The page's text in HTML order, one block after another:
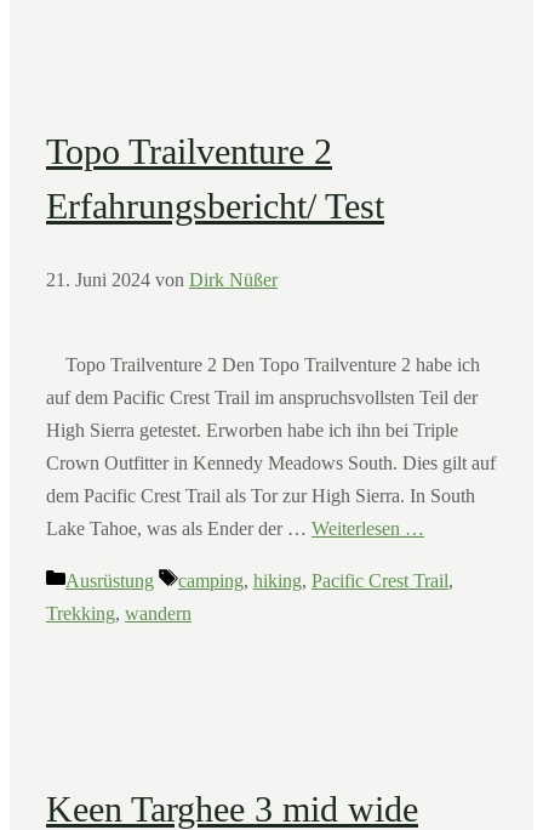
Topo Trailventure 2
Erfahrungsbericht/ Test
21. Juni 2024 von Dirk Nüßer
Topo Trailventure 2 Den Topo Trailventure 2 habe ich
auf dem Pacific Crest Trail im anspruchsvollsten Teil der
High Sierra getestet. Erworben habe ich ihn bei Triple
Crown Outfitter in Kennedy Meadows South. Dies gilt auf
dem Pacific Crest Trail als Tor zur High Sierra. In South
Lake Tahoe, was als Ender der … Weiterlesen …
Kategorien
Ausrüstung Schlagwörter
camping, hiking, Pacific Crest Trail,
Trekking, wandern
Keen Targhee 3 mid wide